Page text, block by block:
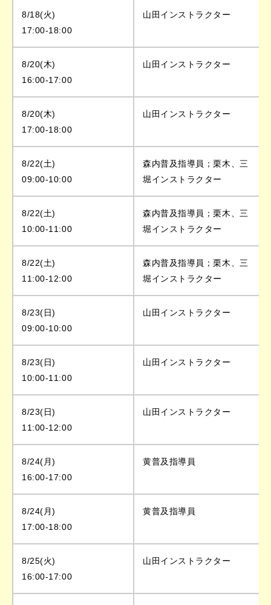
8/18(火)
17:00-18:00
山田インストラクター
8/20(木)
16:00-17:00
山田インストラクター
8/20(木)
17:00-18:00
山田インストラクター
8/22(土)
09:00-10:00
森内普及指導員；栗木、三
堀インストラクター
8/22(土)
10:00-11:00
森内普及指導員；栗木、三
堀インストラクター
8/22(土)
11:00-12:00
森内普及指導員；栗木、三
堀インストラクター
8/23(日)
09:00-10:00
山田インストラクター
8/23(日)
10:00-11:00
山田インストラクター
8/23(日)
11:00-12:00
山田インストラクター
8/24(月)
16:00-17:00
黄普及指導員
8/24(月)
17:00-18:00
黄普及指導員
8/25(火)
16:00-17:00
山田インストラクター